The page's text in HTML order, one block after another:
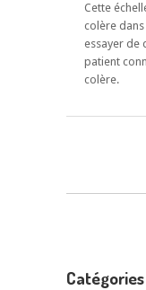
Cette
colère
essayer de
patient
colère.
Catégories